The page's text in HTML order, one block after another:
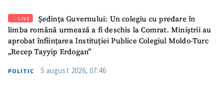
LIVE
Ședința Guvernului: Un colegiu cu predare în
limba română urmează a fi deschis la Comrat. Miniștrii au
aprobat înființarea Instituției Publice Colegiul Moldo-Turc
„Recep Tayyip Erdogan”
POLITIC 5 august 2026, 07:46